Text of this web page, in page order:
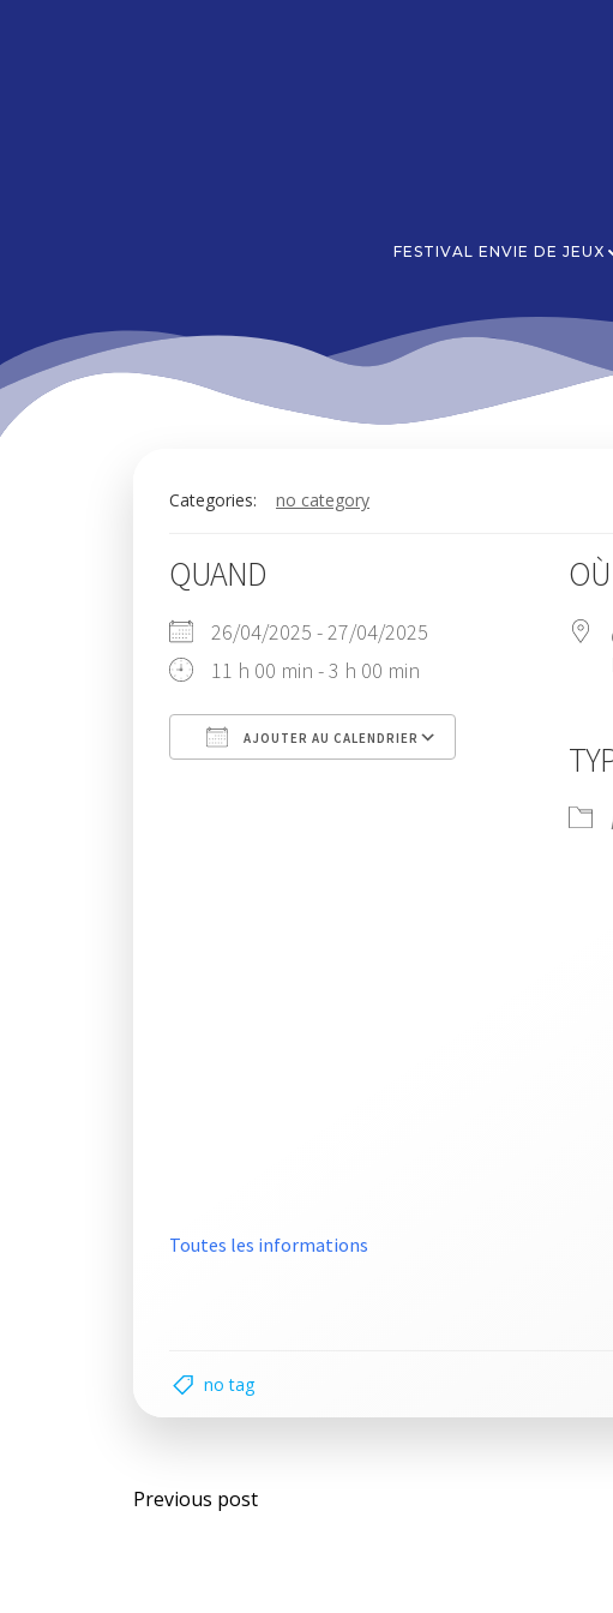
FESTIVAL ENVIE DE JEUX
Categories: no category
QUAND
26/04/2025 - 27/04/2025
11 h 00 min - 3 h 00 min
AJOUTER AU CALENDRIER
OÙ
Toutes les informations
no tag
Post
Previous post